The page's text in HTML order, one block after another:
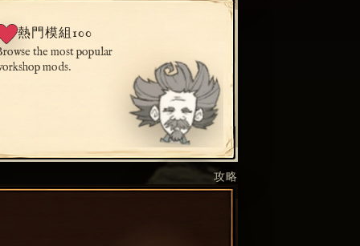
熱門模組100
the most popular
mods.
攻略